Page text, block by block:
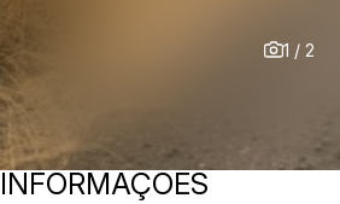
1 / 2
INFORMAÇÕES